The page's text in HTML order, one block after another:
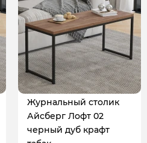
Журнальный столик
Айсберг Лофт 02
черный дуб крафт